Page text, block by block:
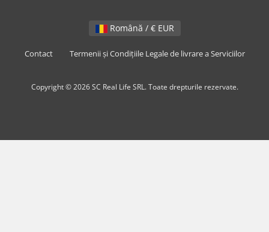
Română / € EUR
Contact Termenii și Condițiile Legale de livrare a Serviciilor
Copyright © 2026 SC Real Life SRL. Toate drepturile rezervate.